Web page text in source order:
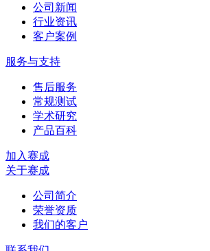
公司新闻
行业资讯
客户案例
服务与支持
售后服务
常规测试
学术研究
产品百科
加入赛成
关于赛成
公司简介
荣誉资质
我们的客户